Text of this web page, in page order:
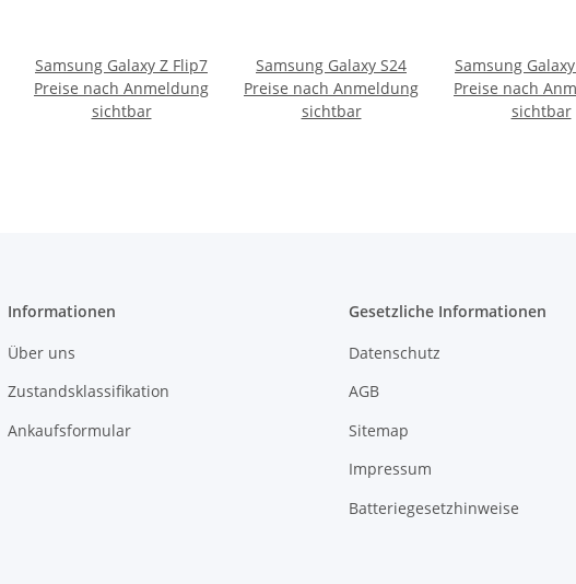
Samsung Galaxy Z Flip7
Preise nach Anmeldung
sichtbar
Samsung Galaxy S24
Preise nach Anmeldung
sichtbar
Samsung
Preise nach
sichtbar
Informationen
Über uns
Zustandsklassifikation
Ankaufsformular
Gesetzliche Informationen
Datenschutz
AGB
Sitemap
Impressum
Batteriegesetzhinweise